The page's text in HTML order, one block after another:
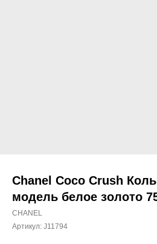
Chanel Coco Crush
модель белое золото
CHANEL
Артикул: J11794